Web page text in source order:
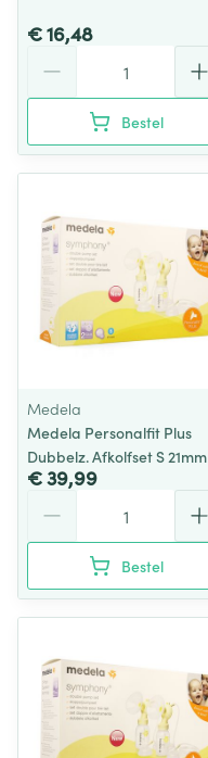
€ 16,48
Bestel
Medela
Medela Personalfit Plus
Dubbelz. Afkolfset S 21mm
€ 39,99
Bestel